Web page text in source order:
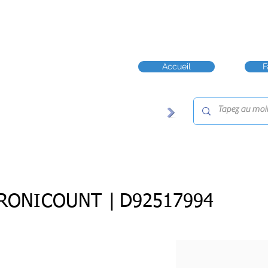
Accueil
| D92517994